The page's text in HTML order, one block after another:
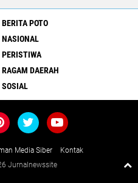
BERITA POTO
NASIONAL
PERISTIWA
RAGAM DAERAH
SOSIAL
Media Siber
Kontak
Jurnalnewssite